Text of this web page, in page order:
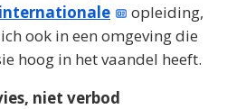
internationale
opleiding,
ook in een omgeving die
hoog in het vaandel heeft.
niet verbod